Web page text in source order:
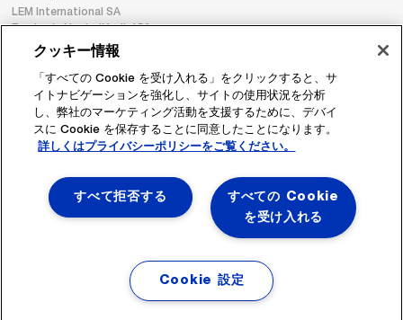
LEM International SA
Route du Nant-d’Avril, 152
1217 Meyrin
Switzerland
Tel. :
+41 22 706 11 11
Fax : +41 22 794 94 78
フォローする
クッキー情報
「すべての Cookie を受け入れる」をクリックすると、サ
イトナビゲーションを強化し、サイトの使用状況を分析
し、弊社のマーケティング活動を支援するために、デバイ
スに Cookie を保存することに同意したことになります。
詳しくはプライバシーポリシーをご覧ください。
すべての Cookie
を受け入れる
すべて拒否する
Cookie 設定